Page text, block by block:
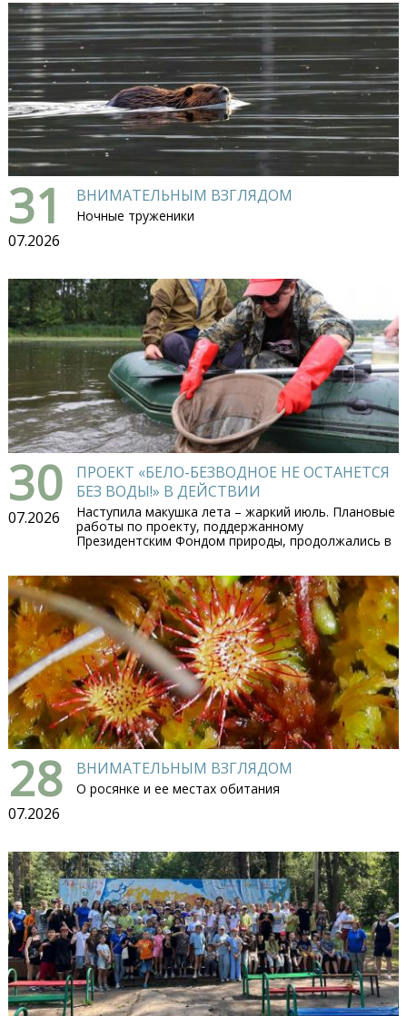
31
07.2026
ВНИМАТЕЛЬНЫМ ВЗГЛЯДОМ
Ночные труженики
30
07.2026
ПРОЕКТ «БЕЛО-БЕЗВОДНОЕ НЕ ОСТАНЕТСЯ
БЕЗ ВОДЫ!» В ДЕЙСТВИИ
Наступила макушка лета – жаркий июль. Плановые
работы по проекту, поддержанному
Президентским Фондом природы, продолжались в
28
07.2026
ВНИМАТЕЛЬНЫМ ВЗГЛЯДОМ
О росянке и ее местах обитания